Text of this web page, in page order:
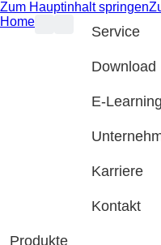
Zum Hauptinhalt springen
Home
Service
Download
E-Learning
Karriere
Kontakt
Produkte